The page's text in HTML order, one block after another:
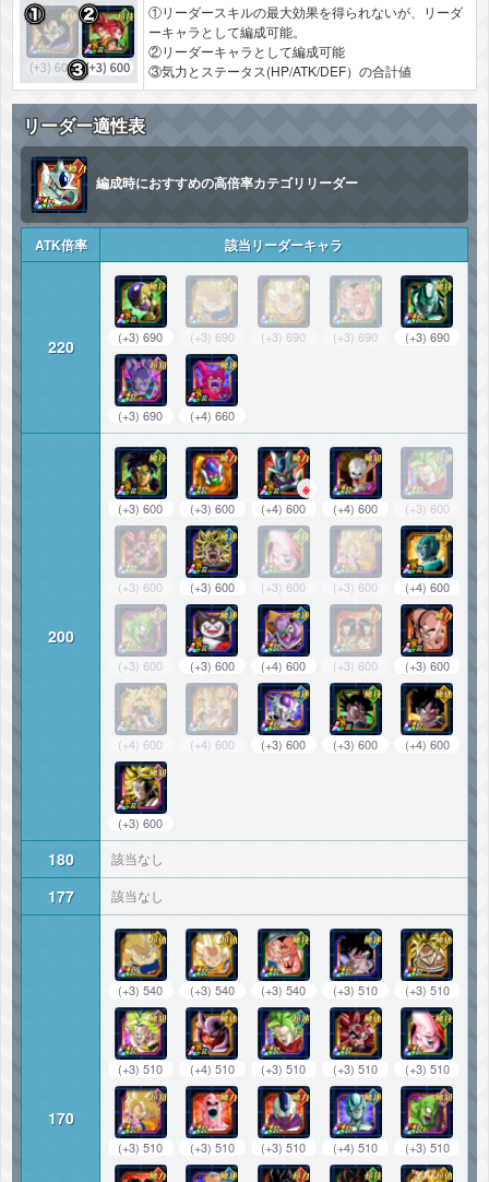
①リーダースキルの最大効果を得られないが、リーダ
ーキャラとして編成可能。
②リーダーキャラとして編成可能
③気力とステータス(HP/ATK/DEF）の合計値
リーダー適性表
編成時におすすめの高倍率カテゴリリーダー
ATK倍率 該当リーダーキャラ
220 (+3) 690 (+3) 690 (+3) 690 (+3) 690 (+3) 690
(+3) 690 (+4) 660
200
(+3) 600 (+3) 600 (+4) 600
※
(+4) 600 (+3) 600
(+3) 600 (+3) 600 (+3) 600 (+3) 600 (+4) 600
(+3) 600 (+3) 600 (+4) 600 (+3) 600 (+3) 600
(+4) 600 (+4) 600 (+3) 600 (+3) 600 (+4) 600
(+3) 600
180 該当なし
177 該当なし
170
(+3) 540 (+3) 540 (+3) 540 (+3) 510 (+3) 510
(+3) 510 (+4) 510 (+3) 510 (+3) 510 (+3) 510
(+3) 510 (+3) 510 (+3) 510 (+4) 510 (+3) 510